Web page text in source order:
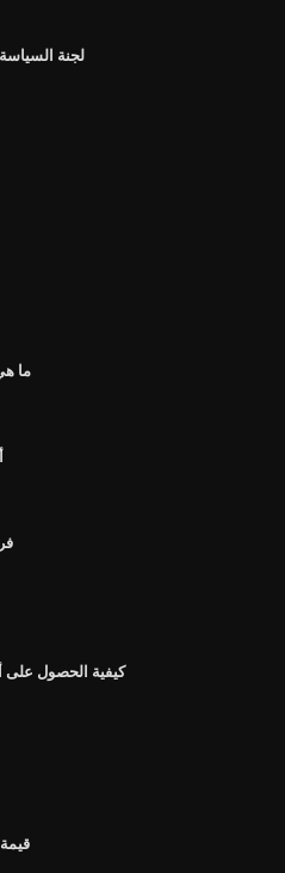
لجنة
ما
كيفية الحصول على